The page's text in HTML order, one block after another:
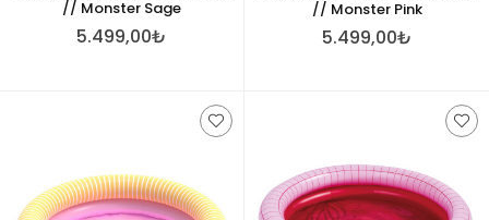
// Monster Sage
5.499,00₺
// Monster Pink
5.499,00₺